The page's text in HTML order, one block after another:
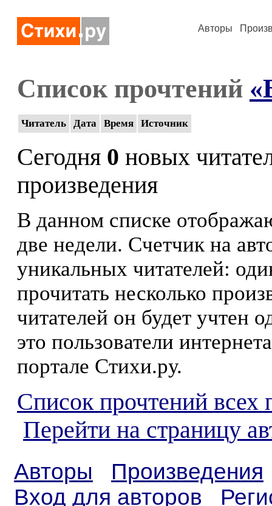
Авторы
Список прочтений
Читатель Дата Время Источник
Сегодня 0 новых
произведения
В данном списке
две недели. Счетчик на
уникальных читателей:
прочитать несколько
читателей он будет учтен
это пользователи
портале Стихи.ру.
Список прочтений всех
Перейти на страницу
Авторы
Произведения
Вход для авторов